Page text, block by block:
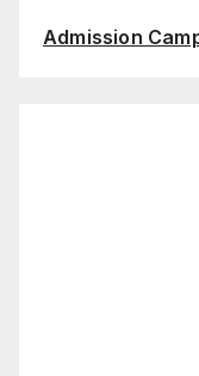
Admission